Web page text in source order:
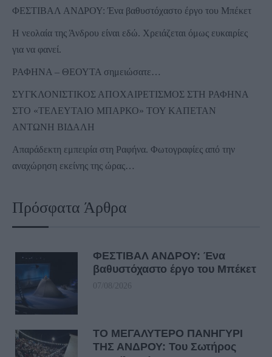
ΦΕΣΤΙΒΑΛ ΑΝΔΡΟΥ: Ένα βαθυστόχαστο έργο του Μπέκετ
Η νεολαία της Άνδρου είναι εδώ. Χρειάζεται όμως ευκαιρίες
για να φανεί.
ΡΑΦΗΝΑ – ΘΕΟΥΤΑ σημειώσατε…
ΣΥΓΚΛΟΝΙΣΤΙΚΟΣ ΑΠΟΧΑΙΡΕΤΙΣΜΟΣ ΣΤΗ ΡΑΦΗΝΑ
ΣΤΟ «ΤΕΛΕΥΤΑΙΟ ΜΠΑΡΚΟ» ΤΟΥ ΚΑΠΕΤΑΝ
ΑΝΤΩΝΗ ΒΙΔΑΛΗ
Απαράδεκτη εμπειρία στη Ραφήνα. Φωτογραφίες από την
αναχώρηση εκείνης της ώρας…
Πρόσφατα Άρθρα
ΦΕΣΤΙΒΑΛ ΑΝΔΡΟΥ: Ένα
βαθυστόχαστο έργο του Μπέκετ
07/08/2026
ΤΟ ΜΕΓΑΛΥΤΕΡΟ ΠΑΝΗΓΥΡΙ
ΤΗΣ ΑΝΔΡΟΥ: Του Σωτήρος